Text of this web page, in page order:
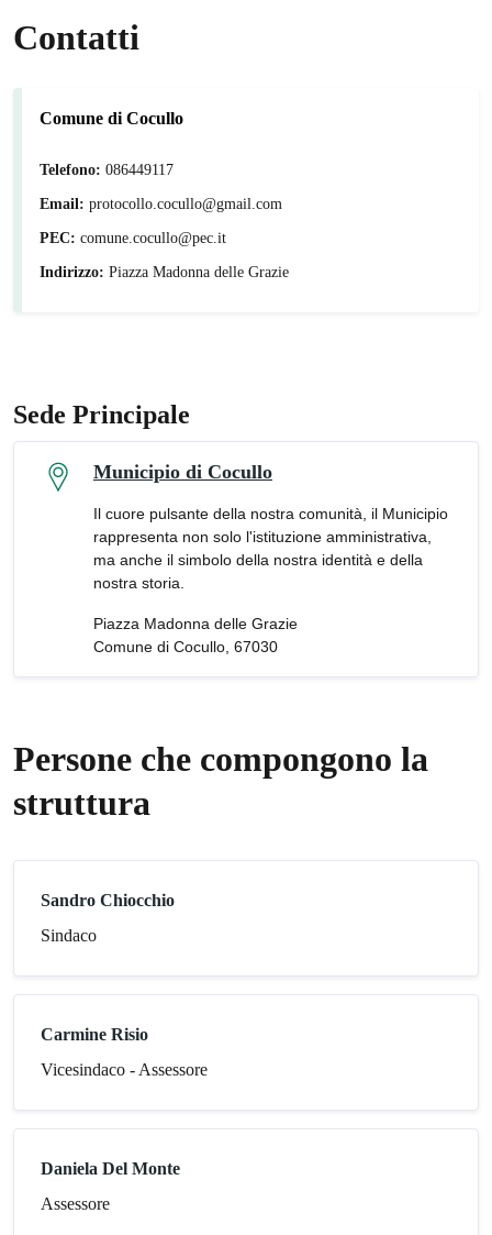
Contatti
Comune di Cocullo
Telefono: 086449117
Email: protocollo.cocullo@gmail.com
PEC: comune.cocullo@pec.it
Indirizzo: Piazza Madonna delle Grazie
Sede Principale
Municipio di Cocullo
Il cuore pulsante della nostra comunità, il Municipio
rappresenta non solo l'istituzione amministrativa,
ma anche il simbolo della nostra identità e della
nostra storia.
Piazza Madonna delle Grazie
Comune di Cocullo, 67030
Persone che compongono la
struttura
Sandro Chiocchio
Sindaco
Carmine Risio
Vicesindaco - Assessore
Daniela Del Monte
Assessore